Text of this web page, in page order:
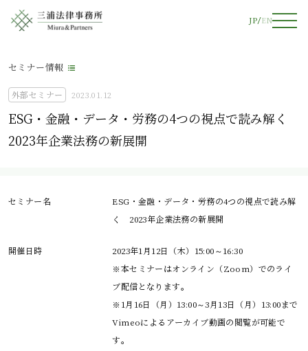
JP EN
セミナー情報
外部セミナー 2023.01.12
ESG・金融・データ・労務の4つの視点で読み解く
2023年企業法務の新展開
セミナー名
ESG・金融・データ・労務の4つの視点で読み解
く 2023年企業法務の新展開
開催日時
2023年1月12日（木）15:00～16:30
※本セミナーはオンライン（Zoom）でのライ
ブ配信となります。
※1月16日（月）13:00～3月13日（月）13:00まで
Vimeoによるアーカイブ動画の閲覧が可能で
す。